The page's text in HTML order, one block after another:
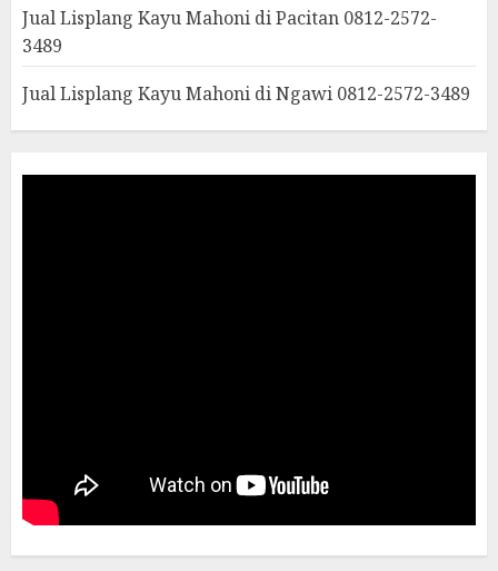
Jual Lisplang Kayu Mahoni di Pacitan 0812-2572-
3489
Jual Lisplang Kayu Mahoni di Ngawi 0812-2572-3489